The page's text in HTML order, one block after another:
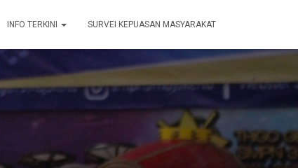
INFO TERKINI SURVEI KEPUASAN MASYARAKAT